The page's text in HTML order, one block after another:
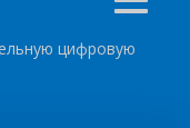
цифровую